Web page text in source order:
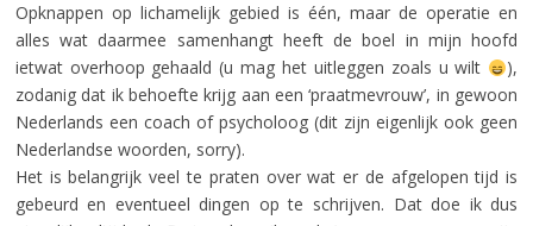
Opknappen op lichamelijk gebied is één, maar de operatie en
alles wat daarmee samenhangt heeft de boel in mijn hoofd
ietwat overhoop gehaald (u mag het uitleggen zoals u wilt
),
zodanig dat ik behoefte krijg aan een ‘praatmevrouw’, in gewoon
Nederlands een coach of psycholoog (dit zijn eigenlijk ook geen
Nederlandse woorden, sorry).
Het is belangrijk veel te praten over wat er de afgelopen tijd is
gebeurd en eventueel dingen op te schrijven. Dat doe ik dus